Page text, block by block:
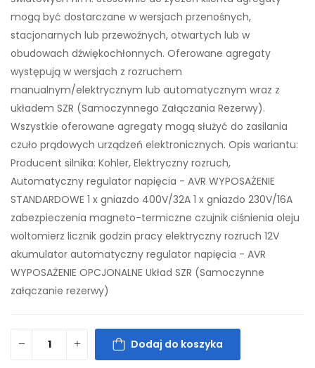
mogą być dostarczane w wersjach przenośnych,
stacjonarnych lub przewoźnych, otwartych lub w
obudowach dźwiękochłonnych. Oferowane agregaty
występują w wersjach z rozruchem
manualnym/elektrycznym lub automatycznym wraz z
układem SZR (Samoczynnego Załączania Rezerwy).
Wszystkie oferowane agregaty mogą służyć do zasilania
czuło prądowych urządzeń elektronicznych. Opis wariantu:
Producent silnika: Kohler, Elektryczny rozruch,
Automatyczny regulator napięcia - AVR WYPOSAŻENIE
STANDARDOWE 1 x gniazdo 400V/32A 1 x gniazdo 230V/16A
zabezpieczenia magneto-termiczne czujnik ciśnienia oleju
woltomierz licznik godzin pracy elektryczny rozruch 12V
akumulator automatyczny regulator napięcia - AVR
WYPOSAŻENIE OPCJONALNE Układ SZR (Samoczynne
załączanie rezerwy)
Dodaj do koszyka